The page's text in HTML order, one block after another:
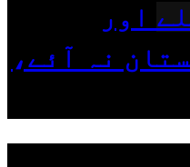
اور
نہ آئے،